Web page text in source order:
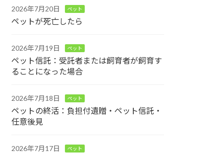
2026年7月20日 ペット
ペットが死亡したら
2026年7月19日 ペット
ペット信託：受託者または飼育者が飼育す
ることになった場合
2026年7月18日 ペット
ペットの終活：負担付遺贈・ペット信託・
任意後見
2026年7月17日 ペット